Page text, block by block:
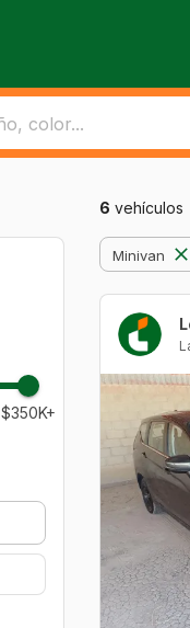
6 vehículos
$350K+
Minivan